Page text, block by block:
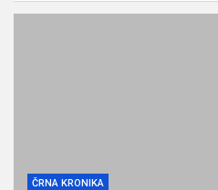
ČRNA KRONIKA